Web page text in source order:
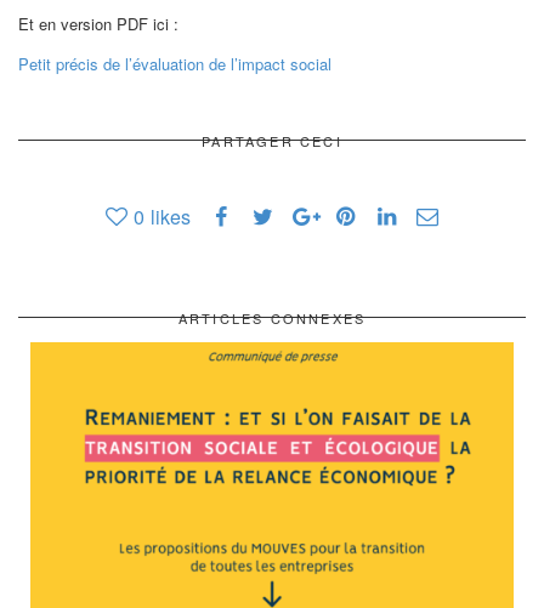
Et en version PDF ici :
Petit précis de l’évaluation de l’impact social
PARTAGER CECI
0 likes
ARTICLES CONNEXES